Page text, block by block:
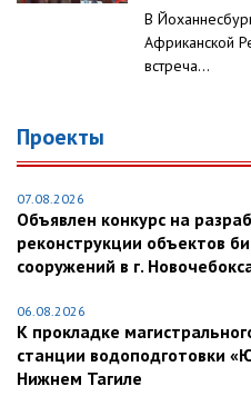
В
Африканской
встреча...
Проекты
07.08.2026
Объявлен конкурс на
реконструкции объектов
сооружений в г.
06.08.2026
К прокладке
станции водоподготовки
Нижнем Тагиле